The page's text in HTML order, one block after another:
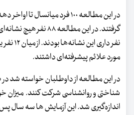
مورد علائم پیشرفته‌ای داشتند.
در این مطالعه از داوطلبان خواسته شد
اندازه‌گیری شد. این آزمایش ها سه سال پس